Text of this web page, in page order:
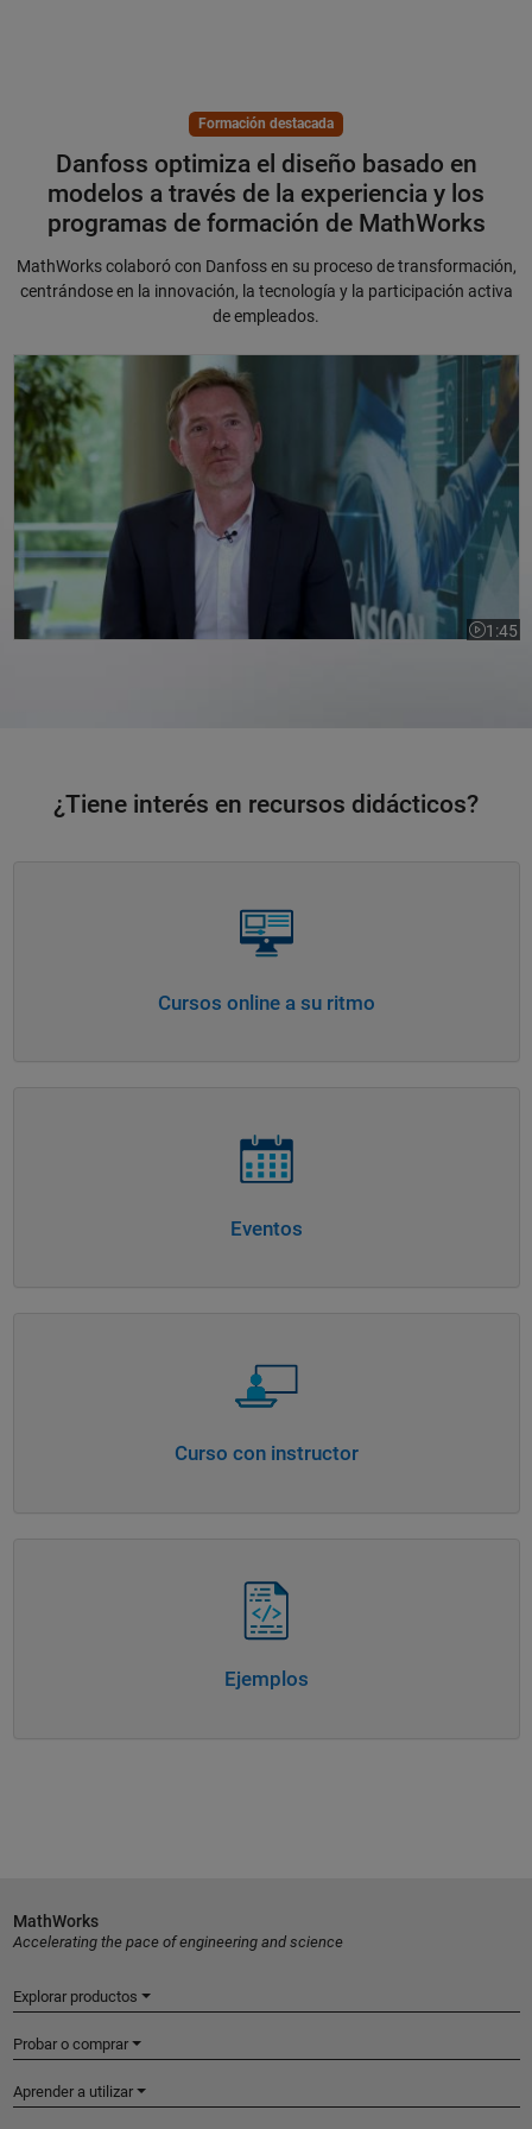
Formación destacada
Danfoss optimiza el diseño basado en
modelos a través de la experiencia y los
programas de formación de MathWorks
MathWorks colaboró con Danfoss en su proceso de transformación,
centrándose en la innovación, la tecnología y la participación activa
de empleados.
Danfoss optimiza el diseño basado en modelos a través de la
1:45
¿Tiene interés en recursos didácticos?
Cursos online a su ritmo
Eventos
Curso con instructor
Ejemplos
MathWorks
Accelerating the pace of engineering and science
Explorar productos
Probar o comprar
Aprender a utilizar